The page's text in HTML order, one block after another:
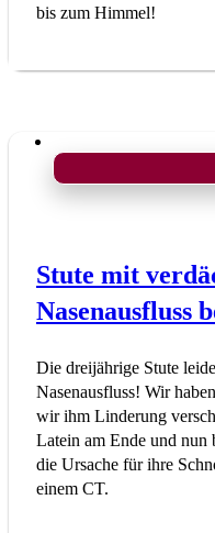
bis zum Himmel!
Stute mit
Nasenausfluss
Die dreijährige Stute
Nasenausfluss! Wir
wir ihm Linderung
Latein am Ende und
die Ursache für ihre
einem CT.